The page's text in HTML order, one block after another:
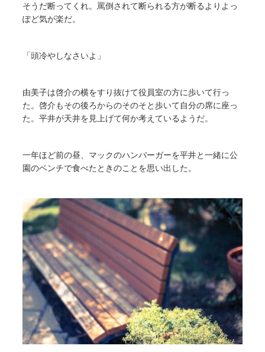
そうだ断ってくれ。罵倒されて断られる方が断るよりよっ
ぽど気が楽だ。
「頭冷やしなさいよ」
由美子は啓介の横をすり抜けて役員室の方に歩いて行っ
た。啓介もその後ろからのそのそと歩いて自分の席に座っ
た。平井が天井を見上げて何か考えているようだ。
一年ほど前の昼、マックのハンバーガーを平井と一緒に公
園のベンチで食べたときのことを思い出した。